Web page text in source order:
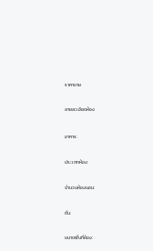
ลายละเอียดห้อง
อาคาร:
ประเภทห้อง:
จำนวนห้องนอน:
ชั้น:
ขนาดพื้นที่ห้อง:
ราคาขาย